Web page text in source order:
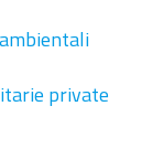
private